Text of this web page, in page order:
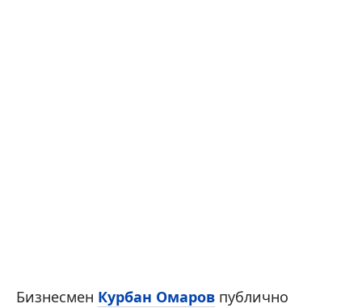
Бизнесмен Курбан Омаров публично